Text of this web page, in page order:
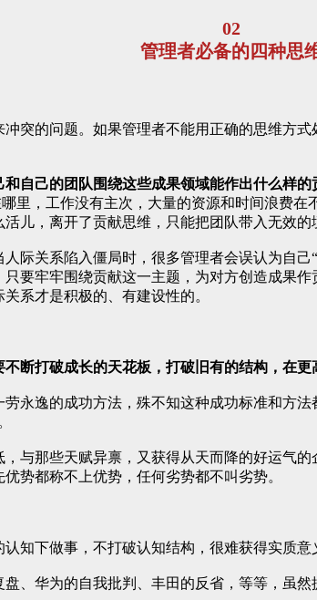
02
管理者必备的四种思
突的问题。如果管理者不能用正确的思维方
自己的团队围绕这些成果领域能作出什么样
里，工作没有主次，大量的资源和时间浪费
儿，离开了贡献思维，只能把团队带入无效的
际关系陷入僵局时，很多管理者会误认为自
要牢牢围绕贡献这一主题，为对方创造成果
系才是积极的、有建设性的。
断打破成长的天花板，打破旧有的结构，在更
永逸的成功方法，殊不知这种成功标准和方
与那些天赋异禀，又获得从天而降的好运气
势都称不上优势，任何劣势都不叫劣势。
知下做事，不打破认知结构，很难获得实质意
、华为的自我批判、丰田的反省，等等，虽